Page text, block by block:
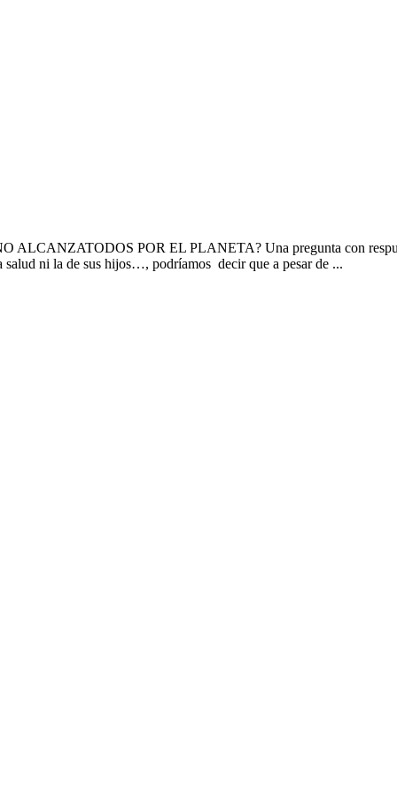
ALCANZATODOS POR EL PLANETA? Una pregunta con
ni la de sus hijos…, podríamos decir que a pesar de ...